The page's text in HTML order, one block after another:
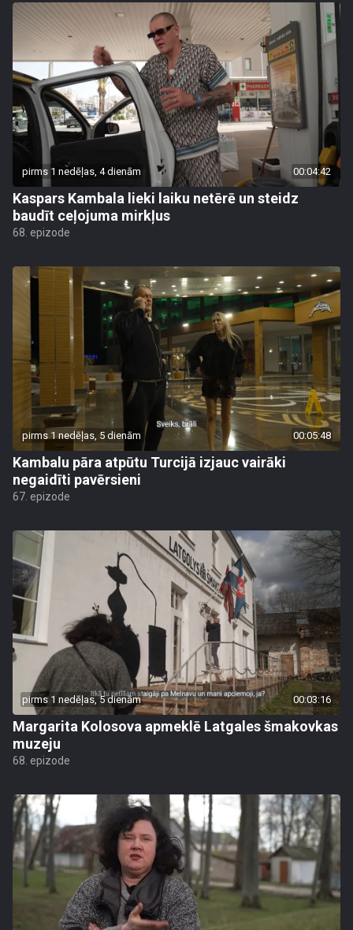
pirms 1 nedēļas, 4 dienām 00:04:42
Kaspars Kambala lieki laiku netērē un steidz
baudīt ceļojuma mirkļus
68. epizode
pirms 1 nedēļas, 5 dienām 00:05:48
Kambalu pāra atpūtu Turcijā izjauc vairāki
negaidīti pavērsieni
67. epizode
pirms 1 nedēļas, 5 dienām 00:03:16
Margarita Kolosova apmeklē Latgales šmakovkas
muzeju
68. epizode